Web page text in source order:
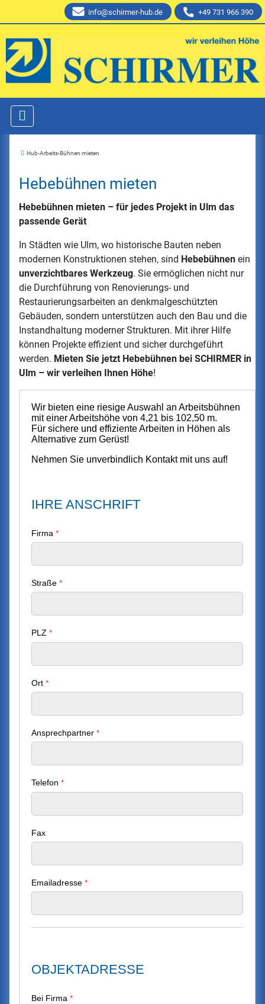
+49 731 966 390
info@schirmer-hub.de
Hub-Arbeits-Bühnen mieten
Hebebühnen mieten
Hebebühnen mieten – für jedes Projekt in Ulm das
passende Gerät
In Städten wie Ulm, wo historische Bauten neben
modernen Konstruktionen stehen, sind Hebebühnen ein
unverzichtbares Werkzeug. Sie ermöglichen nicht nur
die Durchführung von Renovierungs- und
Restaurierungsarbeiten an denkmalgeschützten
Gebäuden, sondern unterstützen auch den Bau und die
Instandhaltung moderner Strukturen. Mit ihrer Hilfe
können Projekte effizient und sicher durchgeführt
werden. Mieten Sie jetzt Hebebühnen bei SCHIRMER in
Ulm – wir verleihen Ihnen Höhe!
Wir bieten eine riesige Auswahl an Arbeitsbühnen
mit einer Arbeitshöhe von 4,21 bis 102,50 m.
Für sichere und effiziente Arbeiten in Höhen als
Alternative zum Gerüst!
Nehmen Sie unverbindlich Kontakt mit uns auf!
IHRE ANSCHRIFT
Firma *
Straße *
PLZ *
Ort *
Ansprechpartner *
Telefon *
Fax
Emailadresse *
OBJEKTADRESSE
Bei Firma *